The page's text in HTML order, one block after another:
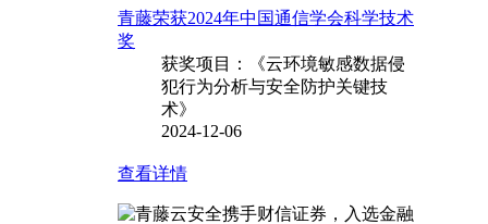
青藤荣获2024年中国通信学会科学技术
奖
获奖项目：《云环境敏感数据侵
犯行为分析与安全防护关键技
术》
2024-12-06
查看详情